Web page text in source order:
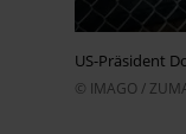
US-Präsident
© IMAGO /